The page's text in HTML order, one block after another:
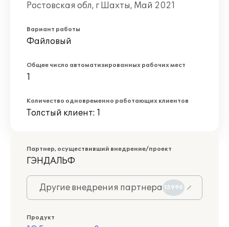
Ростовская обл, г Шахты, Май 2021
Вариант работы
Файловый
Общее число автоматизированных рабочих мест
1
Количество одновременно работающих клиентов
Толстый клиент: 1
Партнер, осуществивший внедрение/проект
ГЭНДАЛЬФ
Другие внедрения партнера 15990
Продукт